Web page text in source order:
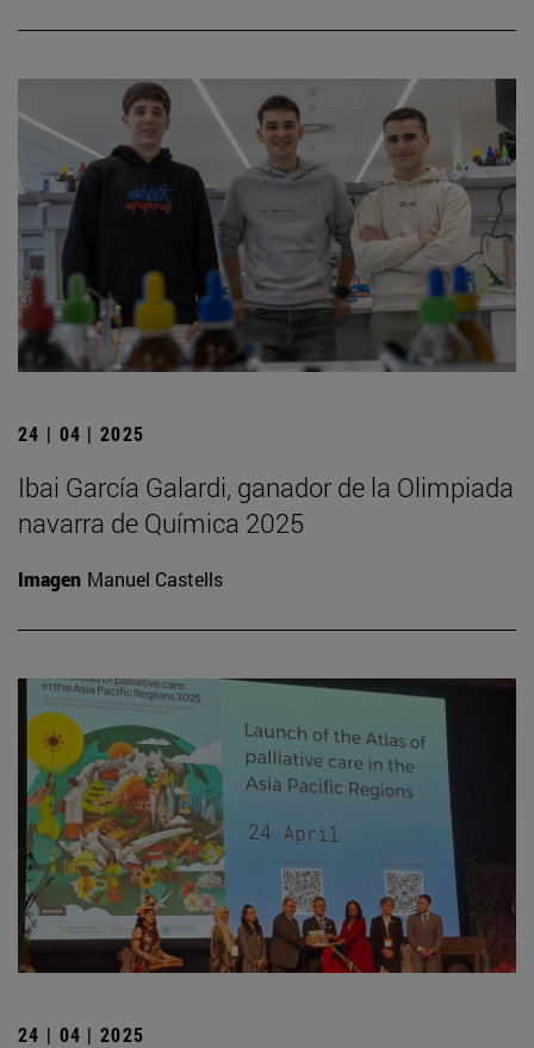
24 | 04 | 2025
Ibai García Galardi, ganador de la Olimpiada
navarra de Química 2025
Imagen Manuel Castells
24 | 04 | 2025